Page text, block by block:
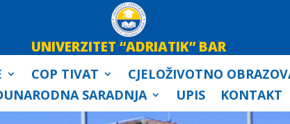
UNIVERZITET “ADRIATIK” BAR
COP TIVAT CJELOŽIVOTNO
SARADNJA
UPIS KONTAKT